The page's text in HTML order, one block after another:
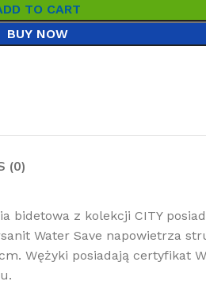
TO CART
BUY NOW
(0)
z kolekcji CITY
Water Save napowietrza
Wężyki posiadają certyfikat